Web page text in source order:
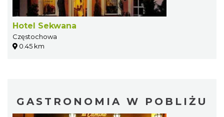
Hotel Sekwana
Częstochowa
0.45 km
GASTRONOMIA W POBLIŻU